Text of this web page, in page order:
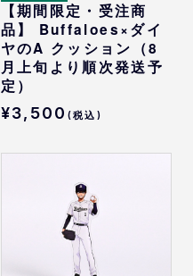
【期間限定・受注商
品】 Buffaloes×ダイ
ヤのA クッション（8
月上旬より順次発送予
定）
¥3,500 (税込)